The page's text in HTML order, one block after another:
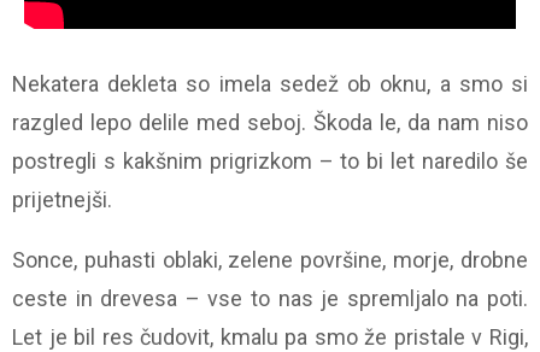
Nekatera dekleta so imela sedež ob oknu, a smo si
razgled lepo delile med seboj. Škoda le, da nam niso
postregli s kakšnim prigrizkom – to bi let naredilo še
prijetnejši.
Sonce, puhasti oblaki, zelene površine, morje, drobne
ceste in drevesa – vse to nas je spremljalo na poti.
Let je bil res čudovit, kmalu pa smo že pristale v Rigi,